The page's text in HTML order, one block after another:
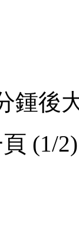
大火
(1/2)